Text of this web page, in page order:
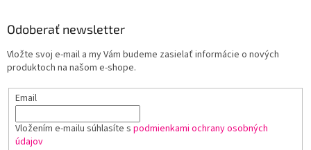
Odoberať newsletter
Vložte svoj e-mail a my Vám budeme zasielať informácie o nových
produktoch na našom e-shope.
Email
Vložením e-mailu súhlasíte s podmienkami ochrany osobných
údajov